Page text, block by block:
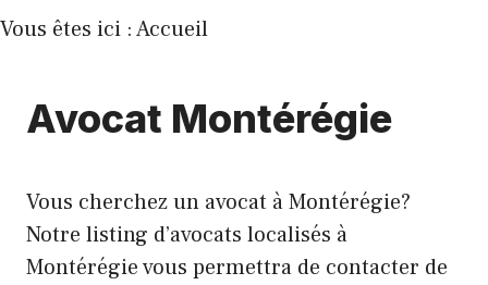
Vous êtes ici :Accueil
Avocat Montérégie
Vous cherchez un avocat à Montérégie?
Notre listing d’avocats localisés à
Montérégie vous permettra de contacter de